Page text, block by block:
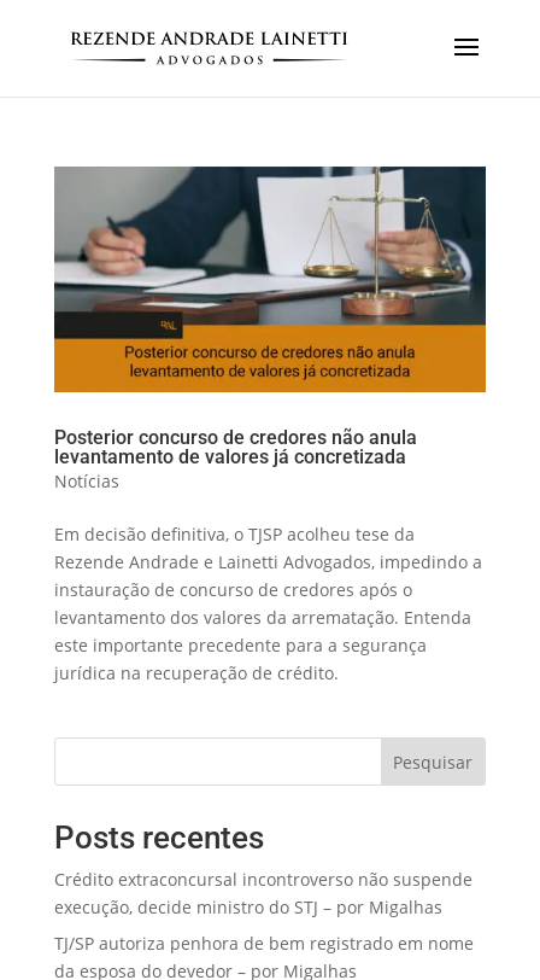
Posterior concurso de credores não anula
levantamento de valores já concretizada
Notícias
Em decisão definitiva, o TJSP acolheu tese da
Rezende Andrade e Lainetti Advogados, impedindo a
instauração de concurso de credores após o
levantamento dos valores da arrematação. Entenda
este importante precedente para a segurança
jurídica na recuperação de crédito.
Pesquisar
Posts recentes
Crédito extraconcursal incontroverso não suspende
execução, decide ministro do STJ – por Migalhas
TJ/SP autoriza penhora de bem registrado em nome
da esposa do devedor – por Migalhas